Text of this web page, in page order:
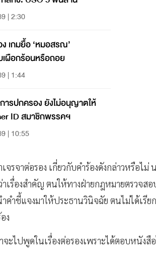
| 2:30
เกมยื้อ ‘หมอสรณ’
เผือกร้อนหรือถอย
| 1:44
ารปกครอง ยังไม่อนุญาตให้
ID สมาชิกพรรคฯ
| 10:55
จาต่อรอง เกี่ยวกับคำร้องดังกล่าวหรือไม่
เรื่องสำคัญ ตนให้ทางฝ่ายกฎหมายตรวจส
คำชี้แจงมาให้ประธานวินิจฉัย ตนไม่ได้เรีย
ง
ะไปพูดในเรื่องต่อรองเพราะได้ตอบหนังสื